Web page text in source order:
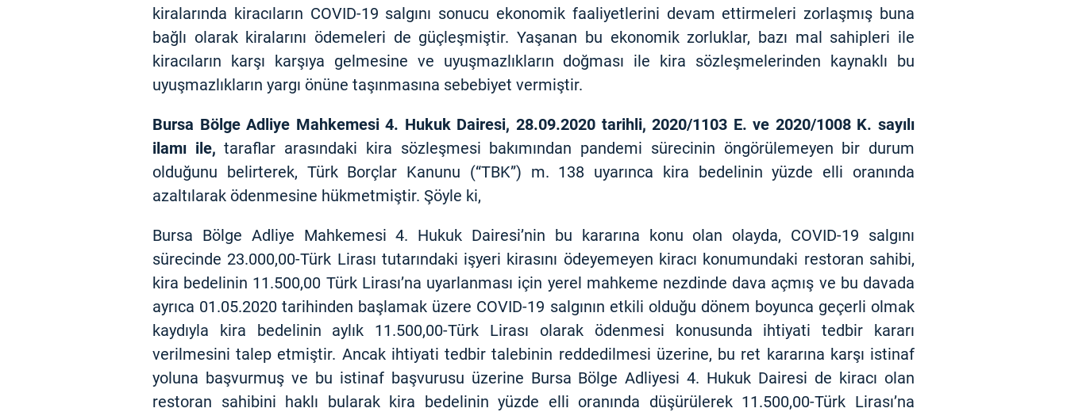
kiralarında kiracıların COVID-19 salgını sonucu ekonomik faaliyetlerini devam ettirmeleri zorlaşmış buna
bağlı olarak kiralarını ödemeleri de güçleşmiştir. Yaşanan bu ekonomik zorluklar, bazı mal sahipleri ile
kiracıların karşı karşıya gelmesine ve uyuşmazlıkların doğması ile kira sözleşmelerinden kaynaklı bu
uyuşmazlıkların yargı önüne taşınmasına sebebiyet vermiştir.
Bursa Bölge Adliye Mahkemesi 4. Hukuk Dairesi, 28.09.2020 tarihli, 2020/1103 E. ve 2020/1008 K. sayılı
ilamı ile, taraflar arasındaki kira sözleşmesi bakımından pandemi sürecinin öngörülemeyen bir durum
olduğunu belirterek, Türk Borçlar Kanunu (“TBK”) m. 138 uyarınca kira bedelinin yüzde elli oranında
azaltılarak ödenmesine hükmetmiştir. Şöyle ki,
Bursa Bölge Adliye Mahkemesi 4. Hukuk Dairesi’nin bu kararına konu olan olayda, COVID-19 salgını
sürecinde 23.000,00-Türk Lirası tutarındaki işyeri kirasını ödeyemeyen kiracı konumundaki restoran sahibi,
kira bedelinin 11.500,00 Türk Lirası’na uyarlanması için yerel mahkeme nezdinde dava açmış ve bu davada
ayrıca 01.05.2020 tarihinden başlamak üzere COVID-19 salgının etkili olduğu dönem boyunca geçerli olmak
kaydıyla kira bedelinin aylık 11.500,00-Türk Lirası olarak ödenmesi konusunda ihtiyati tedbir kararı
verilmesini talep etmiştir. Ancak ihtiyati tedbir talebinin reddedilmesi üzerine, bu ret kararına karşı istinaf
yoluna başvurmuş ve bu istinaf başvurusu üzerine Bursa Bölge Adliyesi 4. Hukuk Dairesi de kiracı olan
restoran sahibini haklı bularak kira bedelinin yüzde elli oranında düşürülerek 11.500,00-Türk Lirası’na